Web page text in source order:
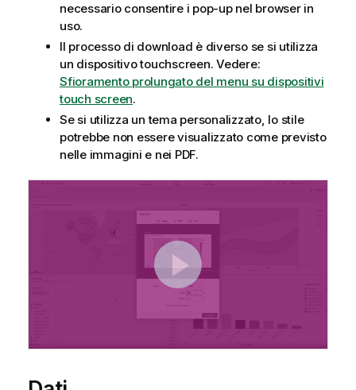
necessario consentire i pop-up nel browser in
uso.
Il processo di download è diverso se si utilizza
un dispositivo touchscreen. Vedere:
Sfioramento prolungato del menu su dispositivi
touch screen.
Se si utilizza un tema personalizzato, lo stile
potrebbe non essere visualizzato come previsto
nelle immagini e nei PDF.